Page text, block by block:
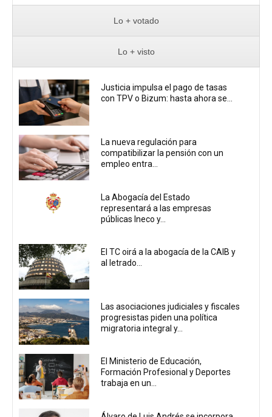
Lo + votado
Lo + visto
Justicia impulsa el pago de tasas
con TPV o Bizum: hasta ahora se...
La nueva regulación para
compatibilizar la pensión con un
empleo entra...
La Abogacía del Estado
representará a las empresas
públicas Ineco y...
El TC oirá a la abogacía de la CAIB y
al letrado...
Las asociaciones judiciales y fiscales
progresistas piden una política
migratoria integral y...
El Ministerio de Educación,
Formación Profesional y Deportes
trabaja en un...